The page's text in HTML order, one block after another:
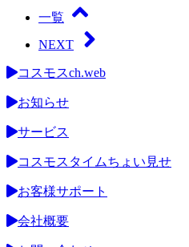
seconds
一覧
NEXT
コスモスch.web
お知らせ
サービス
コスモスタイムちょい見せ
お客様サポート
会社概要